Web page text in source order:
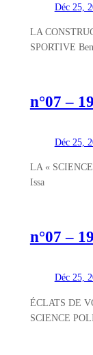
Déc 25,
LA
SPORTIVE
n°07 –
Déc 25,
LA «
Issa
n°07 –
Déc 25,
ÉCLATS DE
SCIENCE